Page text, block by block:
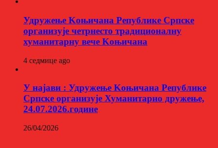
Удружење Kоњичана Републике Српске
организује четрнесто традиционалну
хуманитарну вече Kоњичана
4 седмице ago
У најави : Удружење Kоњичана Републике
Српске организује Хуманитарно дружење,
24.07.2026.године
26/04/2026